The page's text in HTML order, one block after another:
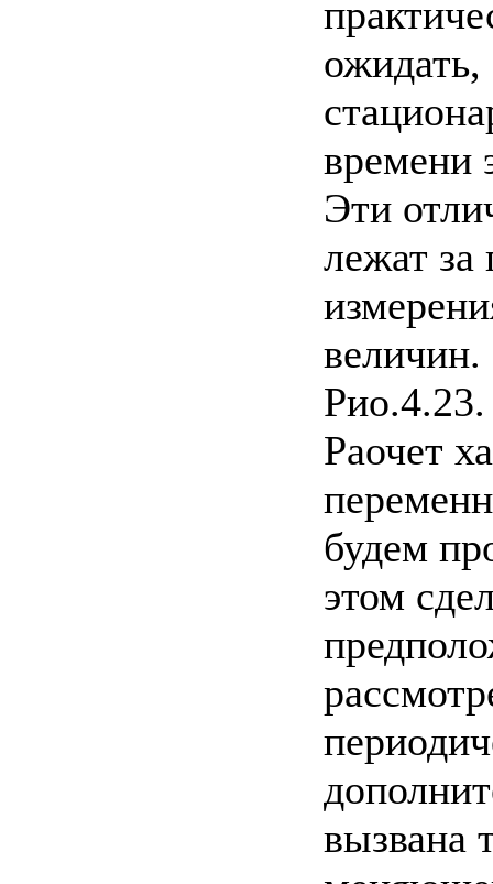
ожидать,
времени
Эти
лежат за
величин.
Рио.4.23.
Раочет
будем
этом
вызвана